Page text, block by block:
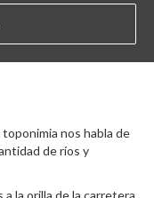
nos habla de
de ríos y
la orilla de la carretera,